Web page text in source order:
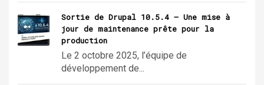
Sortie de Drupal 10.5.4 – Une mise à
jour de maintenance prête pour la
production
Le 2 octobre 2025, l’équipe de
développement de...